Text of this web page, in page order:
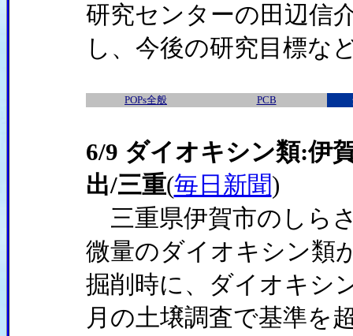
研究センターの田辺信
し、今後の研究目標な
POPs全般 PCB
6/9 ダイオキシン類:伊
出/三重(毎日新聞)
三重県伊賀市のしら
微量のダイオキシン類
掘削時に、ダイオキシ
月の土壌調査で基準を